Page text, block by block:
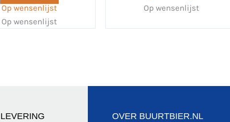
Op wensenlijst
Op wensenlijst
Op wensenlijst
OVER BUURTBIER.NL